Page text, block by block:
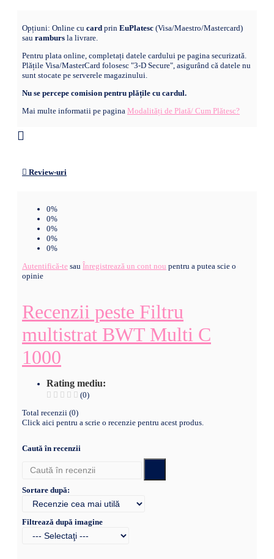
Opțiuni: Online cu card prin EuPlatesc (Visa/Maestro/Mastercard)
sau ramburs la livrare.
Pentru plata online, completați datele cardului pe pagina securizată.
Plățile Visa/MasterCard folosesc "3-D Secure", asigurând că datele nu
sunt stocate pe serverele magazinului.
Nu se percepe comision pentru plățile cu cardul.
Mai multe informatii pe pagina Modalități de Plată/ Cum Plătesc?
Review-uri
0%
0%
0%
0%
0%
Autentifică-te sau Înregistrează un cont nou pentru a putea scie o
opinie
Recenzii peste Filtru
multistrat BWT Multi C
1000
Rating mediu:
(0)
Total recenzii (0)
Click aici pentru a scrie o recenzie pentru acest produs.
Caută în recenzii
Sortare după:
Filtrează după imagine